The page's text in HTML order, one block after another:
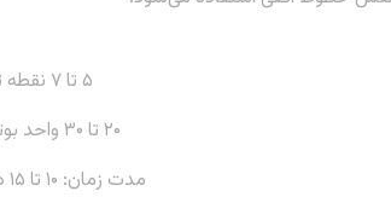
۵ تا ۷ نقطه تزریق
۲۰ تا ۳۰ واحد بوتاکس
مدت زمان: ۱۰ تا ۱۵ دقیقه